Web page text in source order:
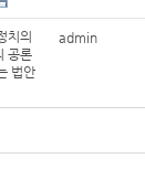
치의
공론
법안
admin